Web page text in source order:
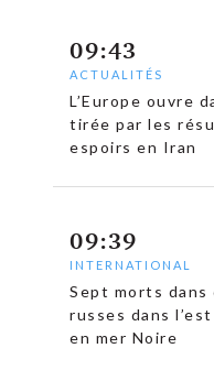
09:43
ACTUALITÉS
L’Europe ouvre
tirée par les
espoirs en Iran
09:39
INTERNATIONAL
Sept morts dans
russes dans
en mer Noire